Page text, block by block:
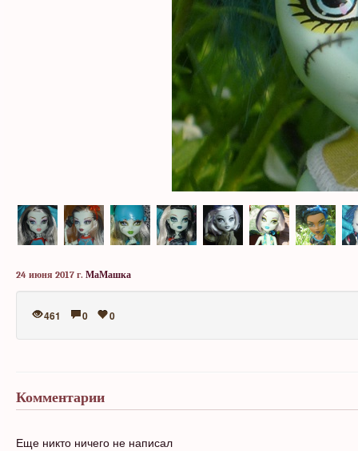
24 июня 2017 г. МаМашка
461 0 0
Комментарии
Еще никто ничего не написал